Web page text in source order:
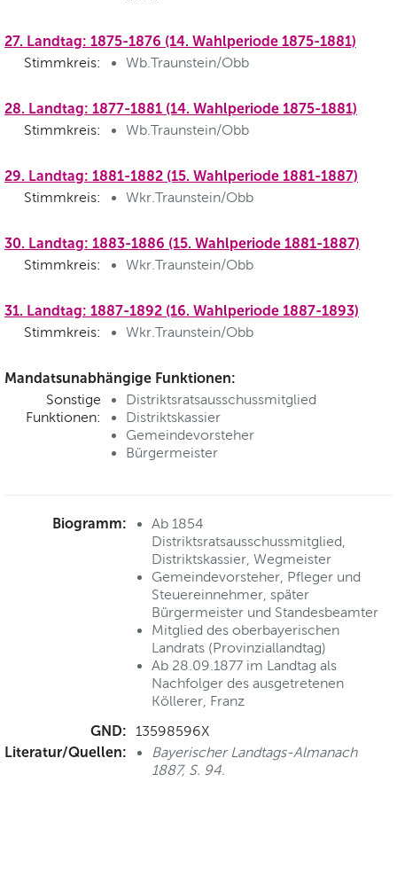
27. Landtag: 1875-1876 (14. Wahlperiode 1875-1881)
Stimmkreis: Wb.Traunstein/Obb
28. Landtag: 1877-1881 (14. Wahlperiode 1875-1881)
Stimmkreis: Wb.Traunstein/Obb
29. Landtag: 1881-1882 (15. Wahlperiode 1881-1887)
Stimmkreis: Wkr.Traunstein/Obb
30. Landtag: 1883-1886 (15. Wahlperiode 1881-1887)
Stimmkreis: Wkr.Traunstein/Obb
31. Landtag: 1887-1892 (16. Wahlperiode 1887-1893)
Stimmkreis: Wkr.Traunstein/Obb
Mandatsunabhängige Funktionen:
Sonstige
Funktionen:
Distriktsratsausschussmitglied
Distriktskassier
Gemeindevorsteher
Bürgermeister
Biogramm:
Ab 1854
Distriktsratsausschussmitglied,
Distriktskassier, Wegmeister
Gemeindevorsteher, Pfleger und
Steuereinnehmer, später
Bürgermeister und Standesbeamter
Mitglied des oberbayerischen
Landrats (Provinziallandtag)
Ab 28.09.1877 im Landtag als
Nachfolger des ausgetretenen
Köllerer, Franz
GND: 13598596X
Literatur/Quellen:
Bayerischer Landtags-Almanach
1887, S. 94.